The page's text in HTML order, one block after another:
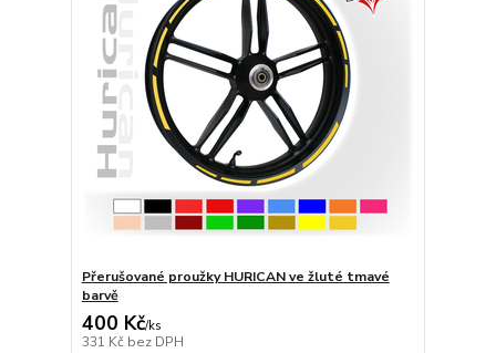
Přerušované proužky HURICAN ve žluté tmavé
barvě
400 Kč/ks
331 Kč bez DPH